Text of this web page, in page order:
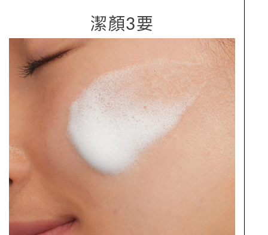
潔顏3要